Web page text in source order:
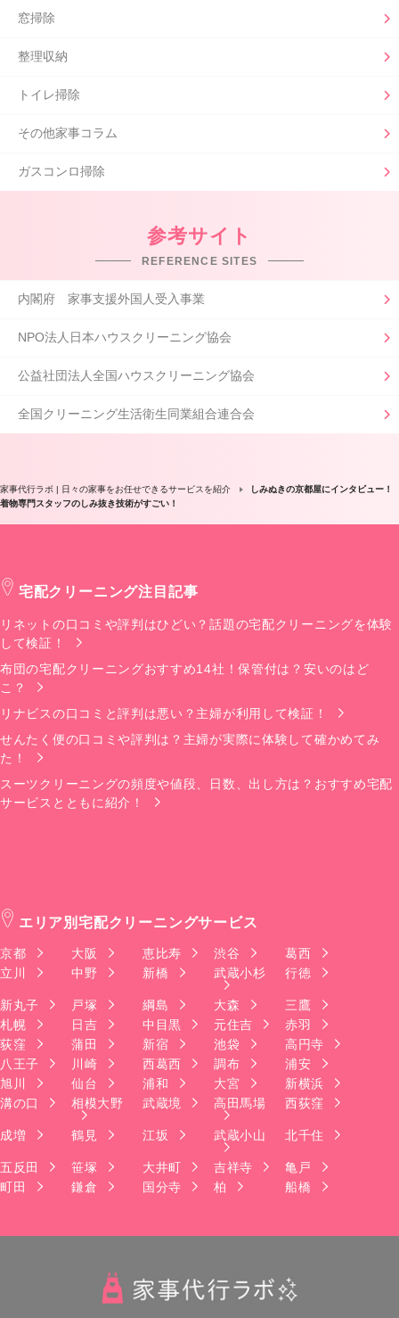
窓掃除
整理収納
トイレ掃除
その他家事コラム
ガスコンロ掃除
参考サイト
REFERENCE SITES
内閣府 家事支援外国人受入事業
NPO法人日本ハウスクリーニング協会
公益社団法人全国ハウスクリーニング協会
全国クリーニング生活衛生同業組合連合会
家事代行ラボ | 日々の家事をお任せできるサービスを紹介
しみぬきの京都屋にインタビュー！
着物専門スタッフのしみ抜き技術がすごい！
宅配クリーニング注目記事
リネットの口コミや評判はひどい？話題の宅配クリーニングを体験
して検証！
布団の宅配クリーニングおすすめ14社！保管付は？安いのはど
こ？
リナビスの口コミと評判は悪い？主婦が利用して検証！
せんたく便の口コミや評判は？主婦が実際に体験して確かめてみ
た！
スーツクリーニングの頻度や値段、日数、出し方は？おすすめ宅配
サービスとともに紹介！
エリア別宅配クリーニングサービス
京都 大阪 恵比寿 渋谷
葛西
立川
中野 新橋 武蔵小杉 行徳
新丸子 戸塚 綱島 大森
三鷹
札幌
日吉 中目黒 元住吉
赤羽
荻窪
蒲田 新宿 池袋
高円寺
八王子
川崎 西葛西 調布
浦安
旭川
仙台 浦和 大宮
新横浜
溝の口
相模大野 武蔵境 高田馬場 西荻窪
成増 鶴見 江坂 武蔵小山 北千住
五反田 笹塚 大井町 吉祥寺
亀戸
町田
鎌倉 国分寺 柏 船橋